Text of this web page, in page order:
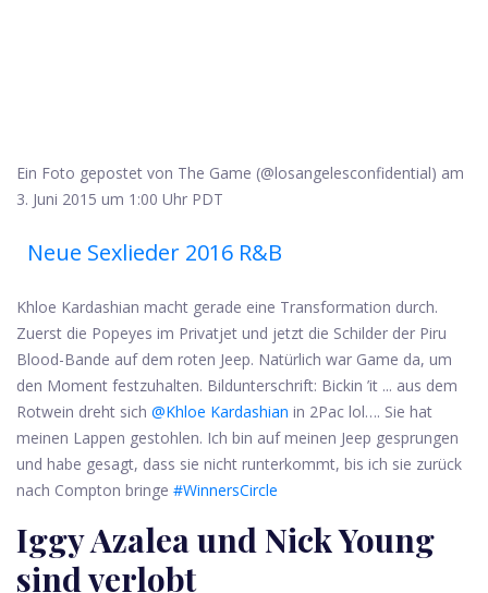
Ein Foto gepostet von The Game (@losangelesconfidential) am
3. Juni 2015 um 1:00 Uhr PDT
Neue Sexlieder 2016 R&b
Khloe Kardashian macht gerade eine Transformation durch.
Zuerst die Popeyes im Privatjet und jetzt die Schilder der Piru
Blood-Bande auf dem roten Jeep. Natürlich war Game da, um
den Moment festzuhalten. Bildunterschrift: Bickin ’it ... aus dem
Rotwein dreht sich @Khloe Kardashian in 2Pac lol…. Sie hat
meinen Lappen gestohlen. Ich bin auf meinen Jeep gesprungen
und habe gesagt, dass sie nicht runterkommt, bis ich sie zurück
nach Compton bringe #WinnersCircle
Iggy Azalea und Nick Young
sind verlobt